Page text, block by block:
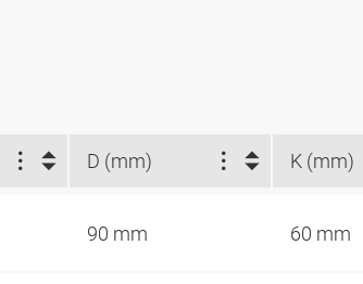
D (mm) K (mm)
90 mm 60 mm